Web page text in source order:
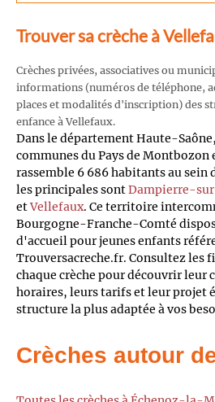
Trouver sa crèche à
Crèches privées, associatives ou
informations (numéros de téléphone,
places et modalités d'inscription) des
enfance à Vellefaux.
Dans le département Haute-
communes du Pays de Montbozon
rassemble 6 686 habitants au sein
les principales sontDampierre-
etVellefaux. Ce territoire
Bourgogne-Franche-Comté
d'accueil pour jeunes enfants
Trouversacreche.fr. Consultez les
chaque crèche pour découvrir leur
horaires, leurs tarifs et leur projet
structure la plus adaptée à vos
Crèches autour